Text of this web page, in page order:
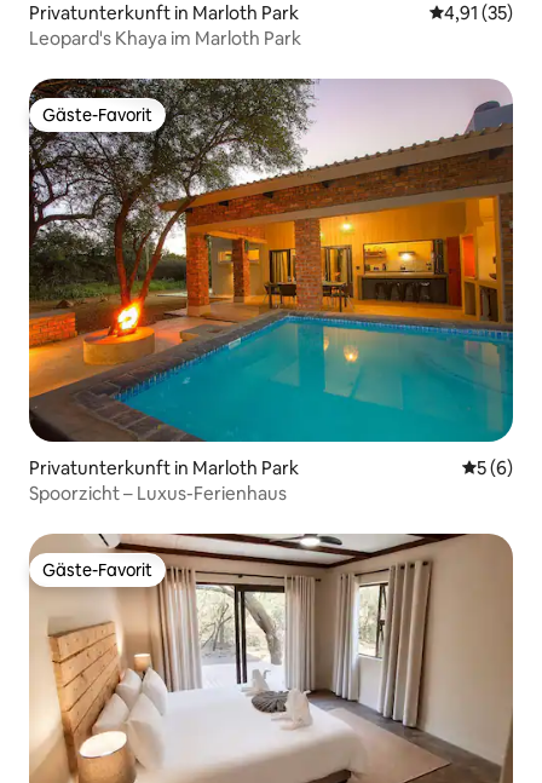
Privatunterkunft in Marloth Park
4,91 (35)
Leopard's Khaya im Marloth Park
Gäste-Favorit
Gäste-Favorit
Privatunterkunft in Marloth Park
5 (6)
Spoorzicht – Luxus-Ferienhaus
Gäste-Favorit
Gäste-Favorit